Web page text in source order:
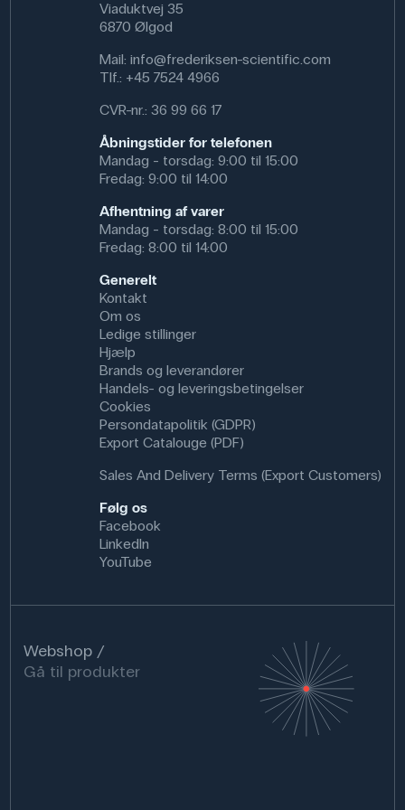
benyttes en sikkerhedsbrille mod UV-lys, f.eks. varenr.
085060. Ved anvendelse af en UVC-pære så anbefales
det at der altid anvendes førnævnte sikkerhedsbrille.
Anvendelse af produktet
UV-lampen kan anvendes til eksperimenter med
fluorescens, UV-perler, test af solcremer og
lysfølsomme materialer. Den egner sig også til
demonstrationer af UV-stråling og bølgelængder. I
professionelle miljøer kan lampen anvendes til inspektion
af materialer, identifikation af fluorescerende stoffer og
Specifikationer
Bølgelængde: 350-400 nm,370 nm nm
Viaduktvej 35
6870 Ølgod
Mail: info@frederiksen-scientific.com
Tlf.: +45 7524 4966
CVR-nr.: 36 99 66 17
Åbningstider for telefonen
Mandag - torsdag: 9:00 til 15:00
Fredag: 9:00 til 14:00
Afhentning af varer
Mandag - torsdag: 8:00 til 15:00
Fredag: 8:00 til 14:00
Generelt
Kontakt
Om os
Ledige stillinger
Hjælp
Brands og leverandører
Handels- og leveringsbetingelser
Cookies
Persondatapolitik (GDPR)
Export Catalouge (PDF)
Sales And Delivery Terms (Export Customers)
Følg os
Facebook
LinkedIn
YouTube
Webshop
Gå til produkter